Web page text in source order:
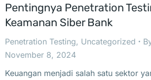
Pentingnya Penetration
Keamanan Siber Bank
Penetration Testing, Uncategorized
November 8, 2024
Keuangan menjadi salah satu sektor